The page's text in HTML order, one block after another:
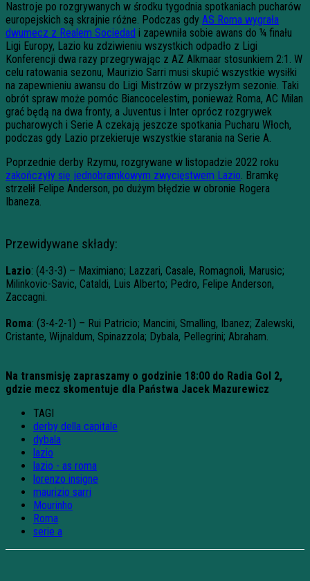
Nastroje po rozgrywanych w środku tygodnia spotkaniach pucharów
europejskich są skrajnie różne. Podczas gdy AS Roma wygrała
dwumecz z Realem Sociedad i zapewniła sobie awans do ¼ finału
Ligi Europy, Lazio ku zdziwieniu wszystkich odpadło z Ligi
Konferencji dwa razy przegrywając z AZ Alkmaar stosunkiem 2:1. W
celu ratowania sezonu, Maurizio Sarri musi skupić wszystkie wysiłki
na zapewnieniu awansu do Ligi Mistrzów w przyszłym sezonie. Taki
obrót spraw może pomóc Biancocelestim, ponieważ Roma, AC Milan
grać będą na dwa fronty, a Juventus i Inter oprócz rozgrywek
pucharowych i Serie A czekają jeszcze spotkania Pucharu Włoch,
podczas gdy Lazio przekieruje wszystkie starania na Serie A.
Poprzednie derby Rzymu, rozgrywane w listopadzie 2022 roku
zakończyły się jednobramkowym zwycięstwem Lazio. Bramkę
strzelił Felipe Anderson, po dużym błędzie w obronie Rogera
Ibaneza.
Przewidywane składy:
Lazio: (4-3-3) – Maximiano; Lazzari, Casale, Romagnoli, Marusic;
Milinkovic-Savic, Cataldi, Luis Alberto; Pedro, Felipe Anderson,
Zaccagni.
Roma: (3-4-2-1) – Rui Patricio; Mancini, Smalling, Ibanez; Zalewski,
Cristante, Wijnaldum, Spinazzola; Dybala, Pellegrini; Abraham.
Na transmisję zapraszamy o godzinie 18:00 do Radia Gol 2,
gdzie mecz skomentuje dla Państwa Jacek Mazurewicz
TAGI
derby della capitale
dybala
lazio
lazio - as roma
lorenzo insigne
maurizio sarri
Mourinho
Roma
serie a